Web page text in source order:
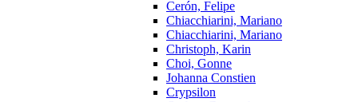
Cerón, Felipe
Chiacchiarini, Mariano
Chiacchiarini, Mariano
Christoph, Karin
Choi, Gonne
Johanna Constien
Crypsilon